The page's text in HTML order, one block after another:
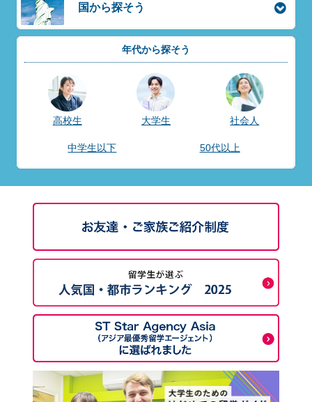
国から探そう
年代から探そう
高校生 大学生 社会人
中学生以下 50代以上